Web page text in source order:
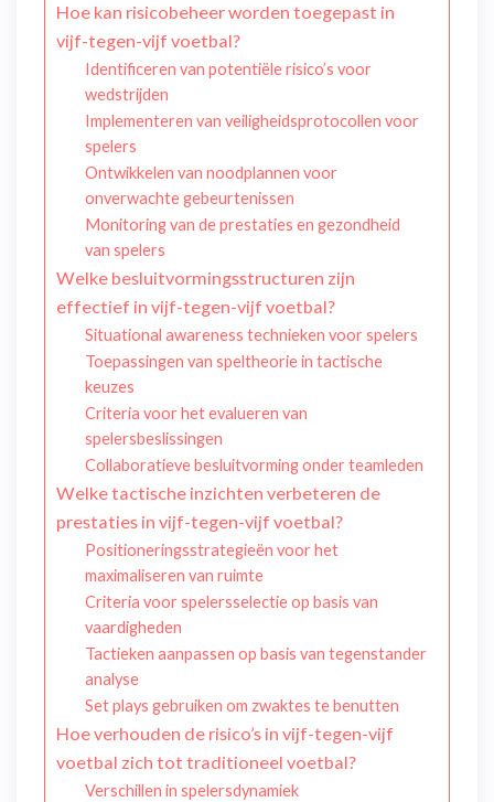
Hoe kan risicobeheer worden toegepast in
vijf-tegen-vijf voetbal?
Identificeren van potentiële risico’s voor
wedstrijden
Implementeren van veiligheidsprotocollen voor
spelers
Ontwikkelen van noodplannen voor
onverwachte gebeurtenissen
Monitoring van de prestaties en gezondheid
van spelers
Welke besluitvormingsstructuren zijn
effectief in vijf-tegen-vijf voetbal?
Situational awareness technieken voor spelers
Toepassingen van speltheorie in tactische
keuzes
Criteria voor het evalueren van
spelersbeslissingen
Collaboratieve besluitvorming onder teamleden
Welke tactische inzichten verbeteren de
prestaties in vijf-tegen-vijf voetbal?
Positioneringsstrategieën voor het
maximaliseren van ruimte
Criteria voor spelersselectie op basis van
vaardigheden
Tactieken aanpassen op basis van tegenstander
analyse
Set plays gebruiken om zwaktes te benutten
Hoe verhouden de risico’s in vijf-tegen-vijf
voetbal zich tot traditioneel voetbal?
Verschillen in spelersdynamiek